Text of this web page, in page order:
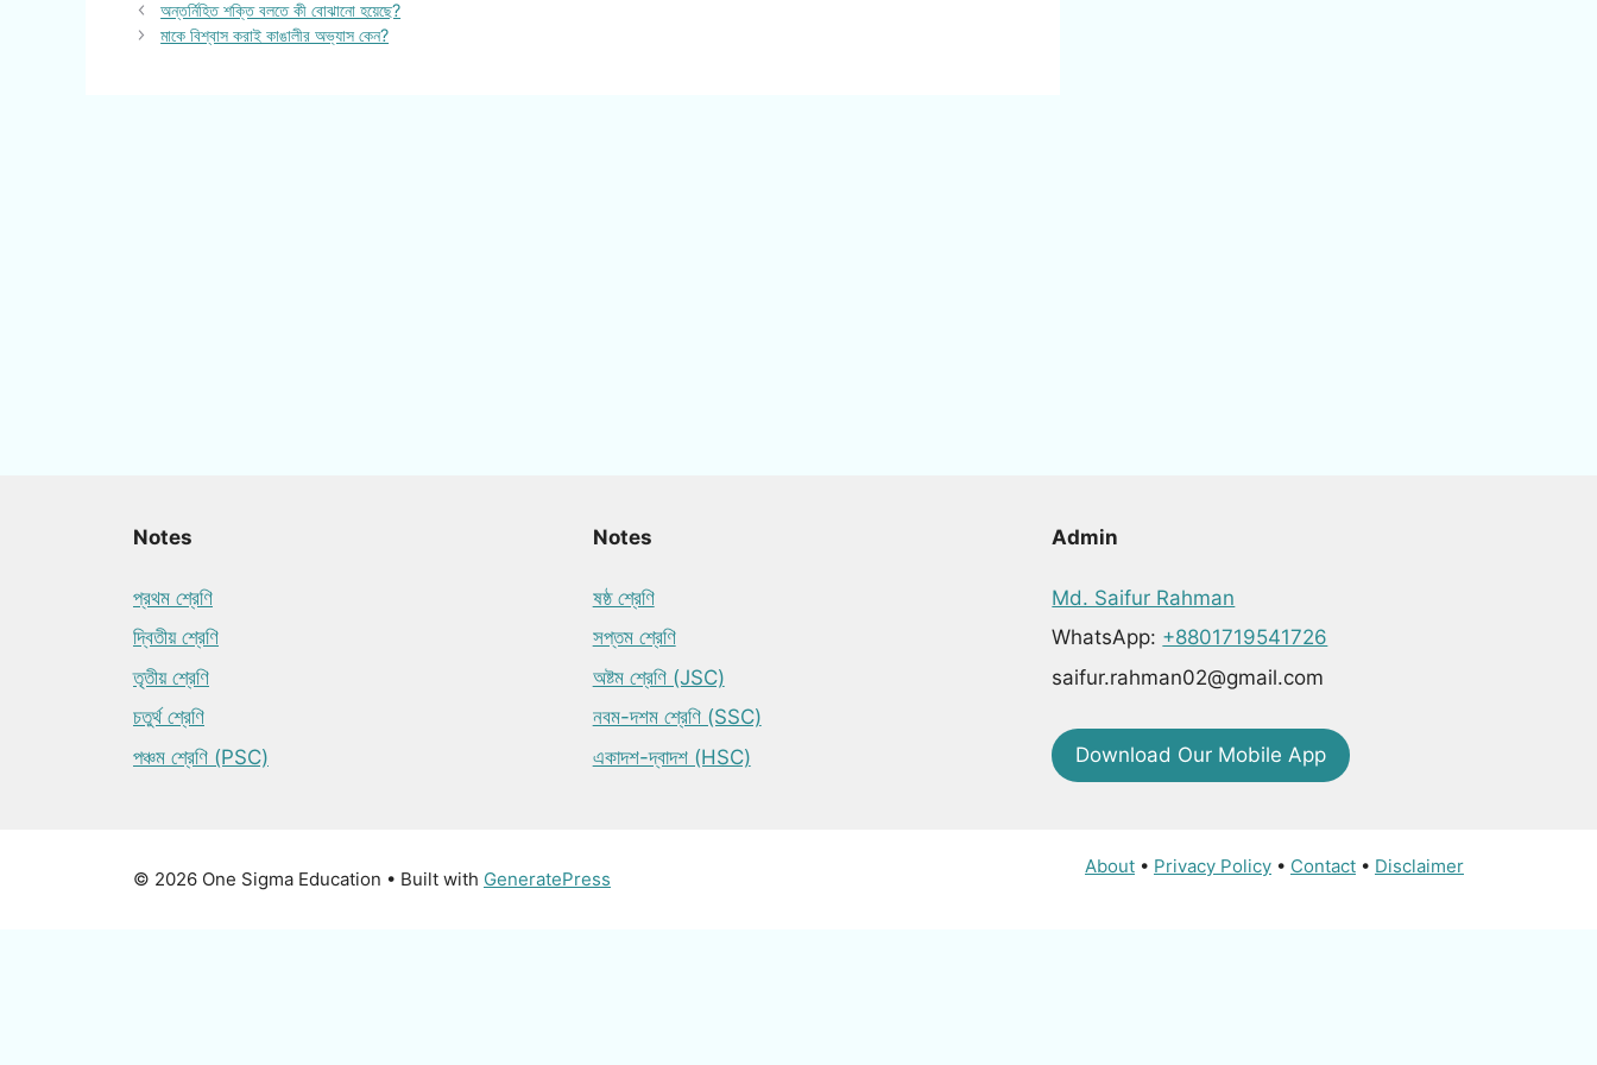
অন্তর্নিহিত শক্তি বলতে কী বোঝানো হয়েছে?
মাকে বিশ্বাস করাই কাঙালীর অভ্যাস কেন?
Notes
প্রথম শ্রেণি
দ্বিতীয় শ্রেণি
তৃতীয় শ্রেণি
চতুর্থ শ্রেণি
পঞ্চম শ্রেণি (PSC)
Notes
ষষ্ঠ শ্রেণি
সপ্তম শ্রেণি
অষ্টম শ্রেণি (JSC)
নবম-দশম শ্রেণি (SSC)
একাদশ-দ্বাদশ (HSC)
Admin
Md. Saifur Rahman
WhatsApp: +8801719541726
saifur.rahman02@gmail.com
Download Our Mobile App
About • Privacy Policy • Contact • Disclaimer
© 2026 One Sigma Education • Built with GeneratePress